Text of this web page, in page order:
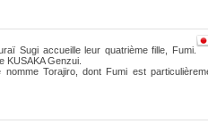
Sugi accueille leur quatrième fille, Fumi.
KUSAKA Genzui.
Torajiro, dont Fumi est